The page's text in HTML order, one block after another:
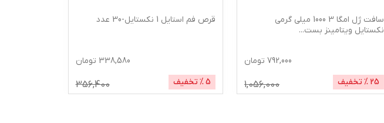
سافت ژل امگا 3 1000 میلی گرمی
نکستایل ویتامینز بست...
792,000 تومان
25 % تخفیف 1,056,000
قرص فم استایل 1 نکستایل-30 عدد
338,580 تومان
5% تخفیف 356,400